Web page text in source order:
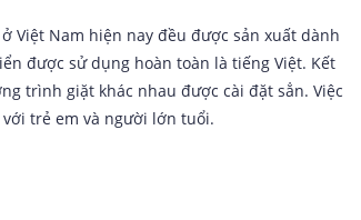
Việt Nam hiện nay đều được sản xuất dành
được sử dụng hoàn toàn là tiếng Việt. Kết
trình giặt khác nhau được cài đặt sẳn. Việc
trẻ em và người lớn tuổi.